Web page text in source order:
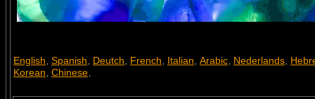
English, Spanish, Deutch, French, Italian, Arabic, Nederlands,
Korean, Chinese,